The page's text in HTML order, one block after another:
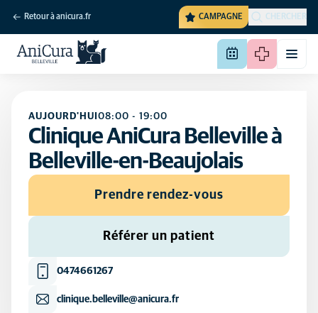
Retour à anicura.fr CAMPAGNE CHERCHER
AUJOURD'HUI 08:00 - 19:00
Clinique AniCura Belleville à
Belleville-en-Beaujolais
Prendre rendez-vous
Référer un patient
0474661267
clinique.belleville@anicura.fr